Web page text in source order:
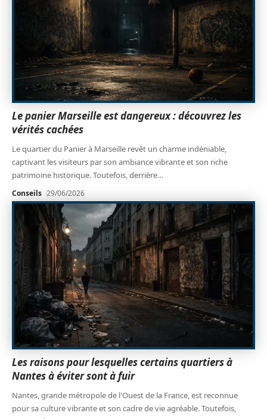
Le panier Marseille est dangereux : découvrez les
vérités cachées
Le quartier du Panier à Marseille revêt un charme indéniable,
captivant les visiteurs par son ambiance vibrante et son riche
patrimoine historique. Toutefois, derrière…
Conseils 29/06/2026
Les raisons pour lesquelles certains quartiers à
Nantes à éviter sont à fuir
Nantes, grande métropole de l'Ouest de la France, est reconnue
pour sa culture vibrante et son cadre de vie agréable. Toutefois,